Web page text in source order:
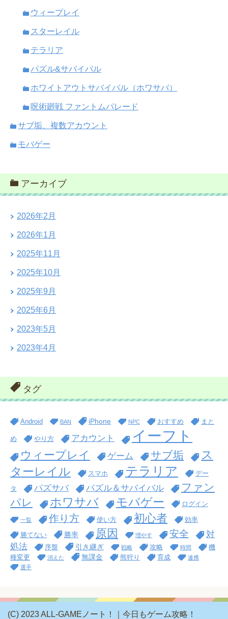
ウィープレイ
スターレイル
テラリア
パズル&サバイバル
ホワイトアウトサバイバル（ホワサバ）
呪術廻戦 ファントムパレード
サブ垢、複数アカウント
モバゲー
アーカイブ
2026年2月
2026年1月
2025年11月
2025年10月
2025年9月
2025年6月
2023年5月
2023年4月
タグ
Android BAN iPhone NPC おすすめ まと
め やり方 アカウント イーフト
ウィープレイ ゲーム サブ垢
ス
ターレイル
スマホ テラリア デー
タ パズサバ パズル＆サバイバル
ファン
パレ
ホワサバ モバゲー ログイン
一覧 作り方 使い方 初心者 効率
勝てない 勝率 原因 増やす 安全
対
処法
序盤 引き継ぎ 戦略 攻略 時間
機
種変更
消えた 無課金 熊狩り 育成
連携
選手
(C) 2023 ALL-GAMEノート！｜今日もゲーム攻略！